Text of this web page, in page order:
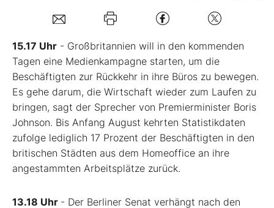
Folgen Sie uns
Kontakt
15.17 Uhr - Großbritannien will in den kommenden
Tagen eine Medienkampagne starten, um die
Beschäftigten zur Rückkehr in ihre Büros zu bewegen.
Es gehe darum, die Wirtschaft wieder zum Laufen zu
bringen, sagt der Sprecher von Premierminister Boris
Johnson. Bis Anfang August kehrten Statistikdaten
zufolge lediglich 17 Prozent der Beschäftigten in den
britischen Städten aus dem Homeoffice an ihre
angestammten Arbeitsplätze zurück.
13.18 Uhr - Der Berliner Senat verhängt nach den